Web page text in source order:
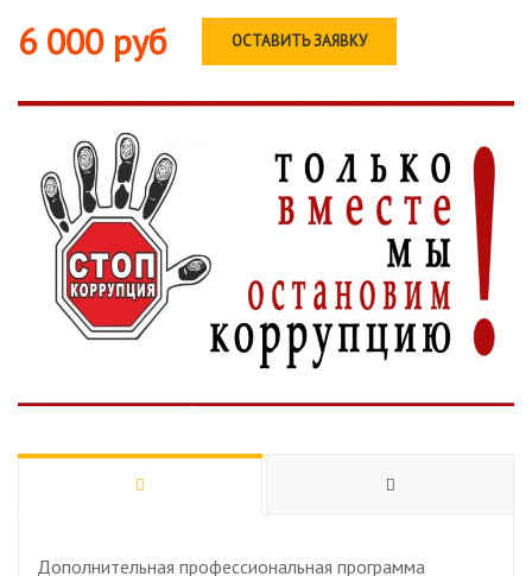
6 000 руб
ОСТАВИТЬ ЗАЯВКУ
Дополнительная профессиональная программа